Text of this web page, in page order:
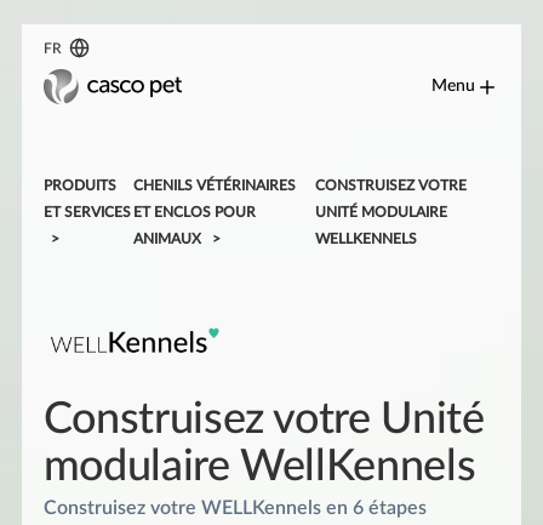
FR
Menu
PRODUITS
ET SERVICES
CHENILS VÉTÉRINAIRES
ET ENCLOS POUR
ANIMAUX
CONSTRUISEZ VOTRE
UNITÉ MODULAIRE
WELLKENNELS
Construisez votre Unité
modulaire WellKennels
Construisez votre WELLKennels en 6 étapes